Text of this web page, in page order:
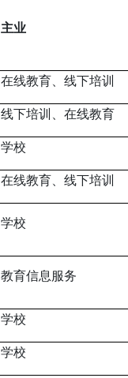
主业
在线教育、线下培训
线下培训、在线教育
学校
在线教育、线下培训
学校
教育信息服务
学校
学校